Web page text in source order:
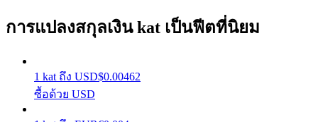
การแปลงสกุลเงิน kat เป็นฟีตที่นิยม
1 kat ถึง USD$0.00462
ซื้อด้วย USD